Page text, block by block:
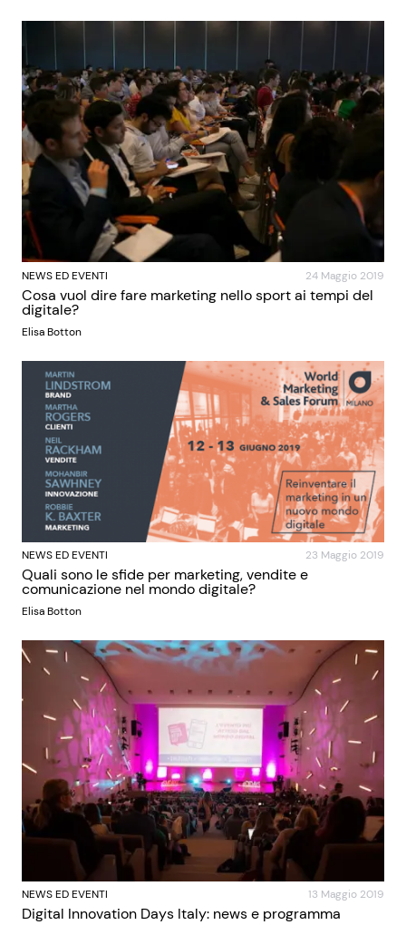
NEWS ED EVENTI 24 Maggio 2019
Cosa vuol dire fare marketing nello sport ai tempi del
digitale?
Elisa Botton
NEWS ED EVENTI 23 Maggio 2019
Quali sono le sfide per marketing, vendite e
comunicazione nel mondo digitale?
Elisa Botton
NEWS ED EVENTI 13 Maggio 2019
Digital Innovation Days Italy: news e programma